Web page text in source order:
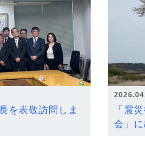
を表敬訪問しま
「震
会」